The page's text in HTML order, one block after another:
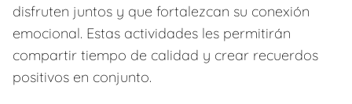
disfruten juntos y que fortalezcan su conexión
emocional. Estas actividades les permitirán
compartir tiempo de calidad y crear recuerdos
positivos en conjunto.